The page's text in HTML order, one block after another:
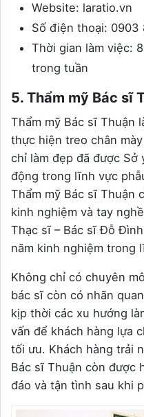
Website: laratio.vn
Số điện thoại: 0903
Thời gian làm việc:
trong tuần
5. Thẩm mỹ Bác sĩ
Thẩm mỹ Bác sĩ Thuận
thực hiện treo chân
chỉ làm đẹp đã được
động trong lĩnh vực
Thẩm mỹ Bác sĩ Thuận
kinh nghiệm và tay
Thạc sĩ – Bác sĩ Đỗ
năm kinh nghiệm trong
Không chỉ có chuyên
bác sĩ còn có nhãn
kịp thời các xu hướng
vấn để khách hàng lựa
tối ưu. Khách hàng trải
Bác sĩ Thuận còn được
đáo và tận tình sau khi